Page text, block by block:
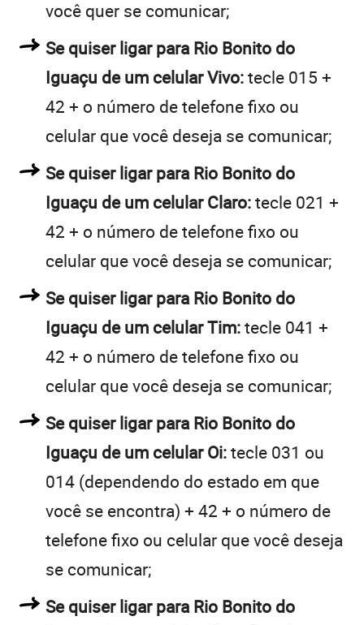
você quer se comunicar;
Se quiser ligar para Rio Bonito do
Iguaçu de um celular Vivo:tecle 015 +
42 + o número de telefone fixo ou
celular que você deseja se comunicar;
Se quiser ligar para Rio Bonito do
Iguaçu de um celular Claro:tecle 021 +
42 + o número de telefone fixo ou
celular que você deseja se comunicar;
Se quiser ligar para Rio Bonito do
Iguaçu de um celular Tim:tecle 041 +
42 + o número de telefone fixo ou
celular que você deseja se comunicar;
Se quiser ligar para Rio Bonito do
Iguaçu de um celular Oi:tecle 031 ou
014 (dependendo do estado em que
você se encontra) + 42 + o número de
telefone fixo ou celular que você deseja
se comunicar;
Se quiser ligar para Rio Bonito do